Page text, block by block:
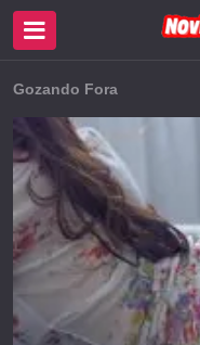
Gozando Fora